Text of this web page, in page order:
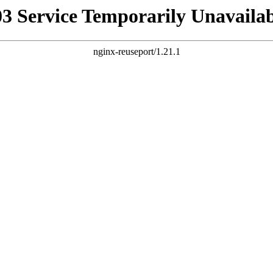
Service Temporarily
nginx-reuseport/1.21.1